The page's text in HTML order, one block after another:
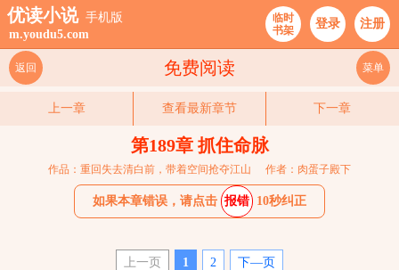
优读小说 手机版
m.youdu5.com
临时
书架
登录 注册
免费阅读
返回 菜单
上一章 查看最新章节 下一章
第189章 抓住命脉
作品：重回失去清白前，带着空间抢夺江山 作者：肉蛋子殿下
如果本章错误，请点击 报错 10秒纠正
上一页 1 2 下—页